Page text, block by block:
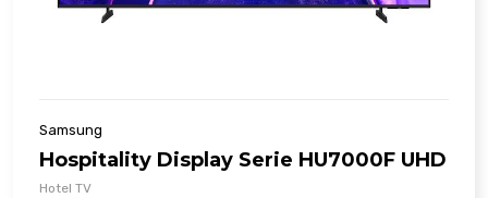
Samsung
Hospitality Display Serie HU7000F UHD
Hotel TV